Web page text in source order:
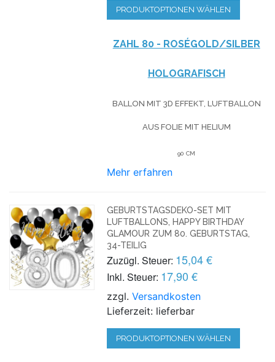
PRODUKTOPTIONEN WÄHLEN
ZAHL 80 - ROSÉGOLD/SILBER
HOLOGRAFISCH
BALLON MIT 3D EFFEKT, LUFTBALLON
AUS FOLIE MIT HELIUM
90 CM
Mehr erfahren
GEBURTSTAGSDEKO-SET MIT
LUFTBALLONS, HAPPY BIRTHDAY
GLAMOUR ZUM 80. GEBURTSTAG,
34-TEILIG
Zuzügl. Steuer: 15,04 €
Inkl. Steuer: 17,90 €
zzgl.Versandkosten
Lieferzeit: lieferbar
PRODUKTOPTIONEN WÄHLEN